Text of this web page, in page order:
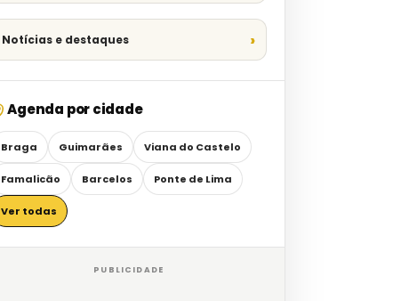
Notícias e destaques
Agenda por cidade
Braga Guimarães Viana do Castelo
Famalicão Barcelos Ponte de Lima
Ver todas
PUBLICIDADE